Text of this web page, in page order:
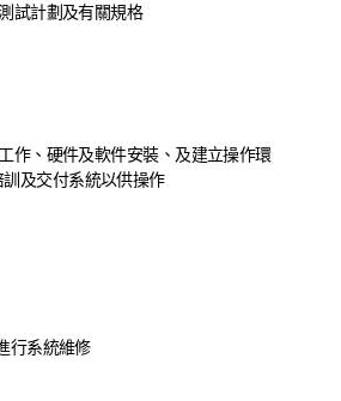
試計劃及有關規格
作、硬件及軟件安裝、及建立操作環
及交付系統以供操作
行系統維修